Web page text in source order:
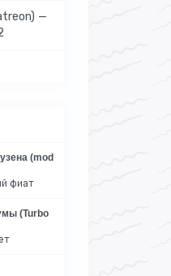
—
(mod
фиат
(Turbo